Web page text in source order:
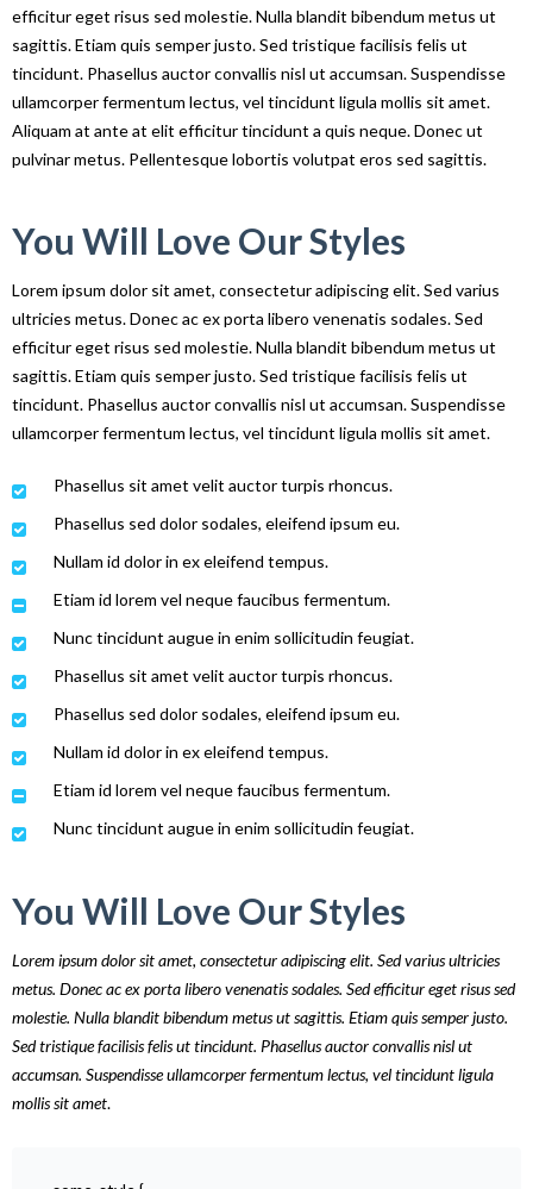
efficitur eget risus sed molestie. Nulla blandit bibendum metus ut
sagittis. Etiam quis semper justo. Sed tristique facilisis felis ut
tincidunt. Phasellus auctor convallis nisl ut accumsan. Suspendisse
ullamcorper fermentum lectus, vel tincidunt ligula mollis sit amet.
Aliquam at ante at elit efficitur tincidunt a quis neque. Donec ut
pulvinar metus. Pellentesque lobortis volutpat eros sed sagittis.
You Will Love Our Styles
Lorem ipsum dolor sit amet, consectetur adipiscing elit. Sed varius
ultricies metus. Donec ac ex porta libero venenatis sodales. Sed
efficitur eget risus sed molestie. Nulla blandit bibendum metus ut
sagittis. Etiam quis semper justo. Sed tristique facilisis felis ut
tincidunt. Phasellus auctor convallis nisl ut accumsan. Suspendisse
ullamcorper fermentum lectus, vel tincidunt ligula mollis sit amet.
Phasellus sit amet velit auctor turpis rhoncus.
Phasellus sed dolor sodales, eleifend ipsum eu.
Nullam id dolor in ex eleifend tempus.
Etiam id lorem vel neque faucibus fermentum.
Nunc tincidunt augue in enim sollicitudin feugiat.
Phasellus sit amet velit auctor turpis rhoncus.
Phasellus sed dolor sodales, eleifend ipsum eu.
Nullam id dolor in ex eleifend tempus.
Etiam id lorem vel neque faucibus fermentum.
Nunc tincidunt augue in enim sollicitudin feugiat.
You Will Love Our Styles
Lorem ipsum dolor sit amet, consectetur adipiscing elit. Sed varius ultricies
metus. Donec ac ex porta libero venenatis sodales. Sed efficitur eget risus sed
molestie. Nulla blandit bibendum metus ut sagittis. Etiam quis semper justo.
Sed tristique facilisis felis ut tincidunt. Phasellus auctor convallis nisl ut
accumsan. Suspendisse ullamcorper fermentum lectus, vel tincidunt ligula
mollis sit amet.